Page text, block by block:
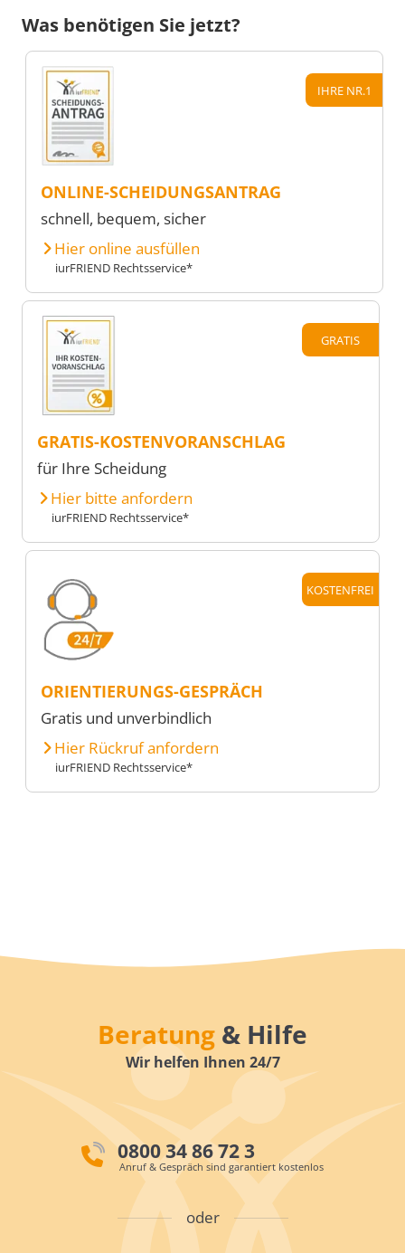
Was benötigen Sie jetzt?
IHRE NR.1
ONLINE-SCHEIDUNGSANTRAG
schnell, bequem, sicher
Hier online ausfüllen
iurFRIEND Rechtsservice*
GRATIS
GRATIS-KOSTENVORANSCHLAG
für Ihre Scheidung
Hier bitte anfordern
iurFRIEND Rechtsservice*
KOSTENFREI
ORIENTIERUNGS-GESPRÄCH
Gratis und unverbindlich
Hier Rückruf anfordern
iurFRIEND Rechtsservice*
Beratung & Hilfe
Wir helfen Ihnen 24/7
0800 34 86 72 3
Anruf & Gespräch sind garantiert kostenlos
oder